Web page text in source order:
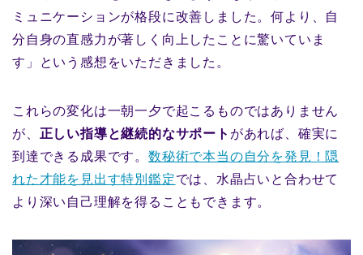
ミュニケーションが格段に改善しました。何より、自
分自身の直感力が著しく向上したことに驚いていま
す」という感想をいただきました。
これらの変化は一朝一夕で起こるものではありません
が、 正しい指導と継続的なサポート があれば、確実に
到達できる成果です。 数秘術で本当の自分を発見！隠
れた才能を見出す特別鑑定では、水晶占いと合わせて
より深い自己理解を得ることもできます。